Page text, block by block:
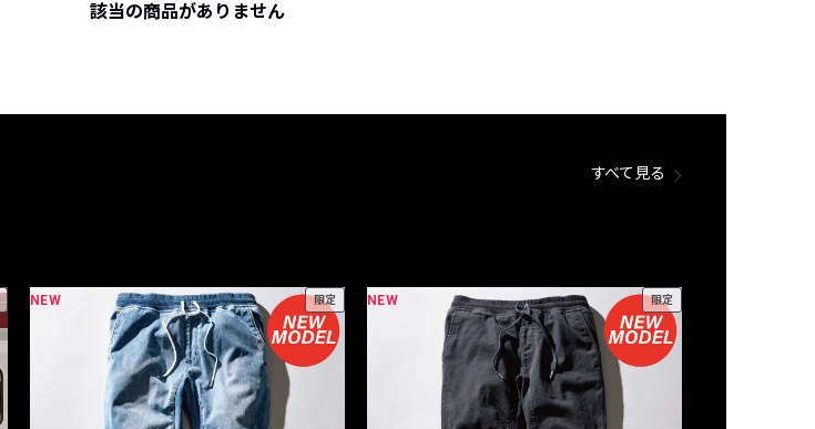
該当の商品がありません
すべて見る
NEW 限定 NEW 限定